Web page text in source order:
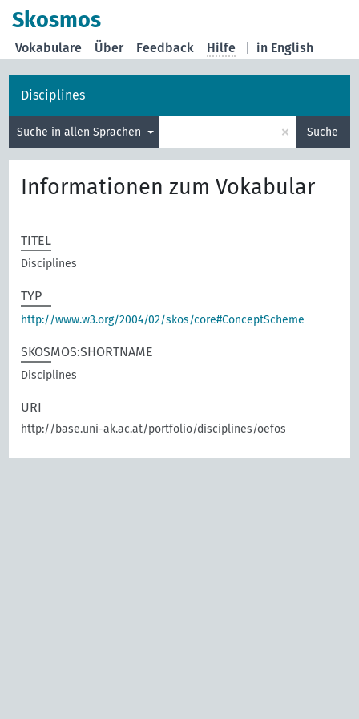
Skosmos
in English
Vokabulare Über Feedback Hilfe
Disciplines
Suche in allen Sprachen × Suche
Informationen zum Vokabular
TITEL
Disciplines
TYP
http://www.w3.org/2004/02/skos/core#ConceptScheme
SKOSMOS:SHORTNAME
Disciplines
URI
http://base.uni-ak.ac.at/portfolio/disciplines/oefos